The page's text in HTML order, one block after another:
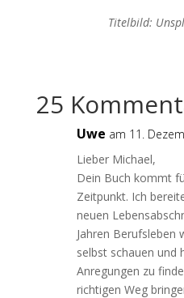
Titelbild:
25
Uwe am 11.
Lieber Michael,
Dein Buch kommt
Zeitpunkt. Ich
neuen
Jahren Berufsleben
selbst schauen und
Anregungen zu
richtigen Weg